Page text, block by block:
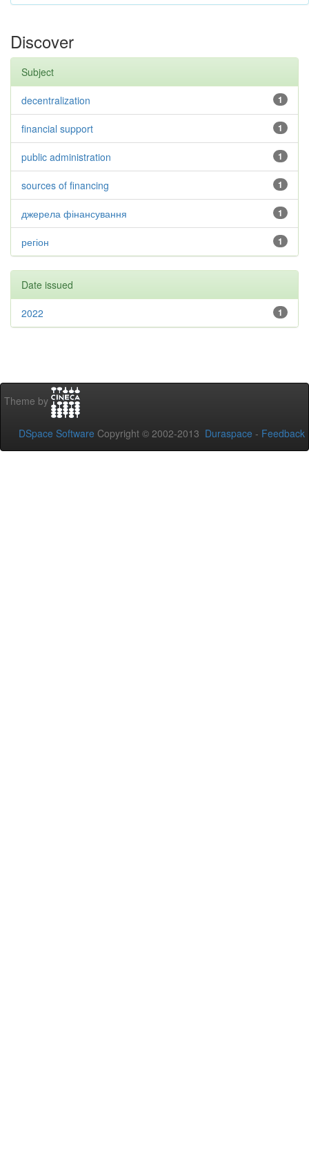
Discover
Subject
1
decentralization
1
financial support
1
public administration
1
sources of financing
1
джерела фінансування
1
регіон
Date issued
1
2022
Theme by
DSpace Software Copyright © 2002-2013 Duraspace - Feedback